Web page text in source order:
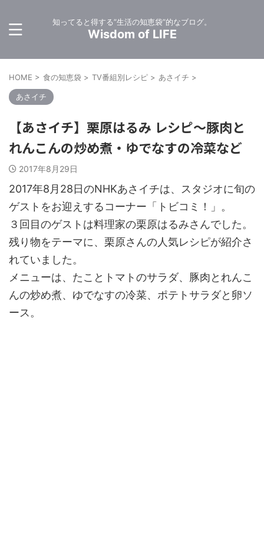
知ってると得する”生活の知恵袋”的なブログ。
Wisdom of LIFE
HOME > 食の知恵袋 > TV番組別レシピ > あさイチ >
あさイチ
【あさイチ】栗原はるみ レシピ～豚肉と
れんこんの炒め煮・ゆでなすの冷菜など
2017年8月29日
2017年8月28日のNHKあさイチは、スタジオに旬の
ゲストをお迎えするコーナー「トビコミ！」。
３回目のゲストは料理家の栗原はるみさんでした。
残り物をテーマに、栗原さんの人気レシピが紹介さ
れていました。
メニューは、たことトマトのサラダ、豚肉とれんこ
んの炒め煮、ゆでなすの冷菜、ポテトサラダと卵ソ
ース。